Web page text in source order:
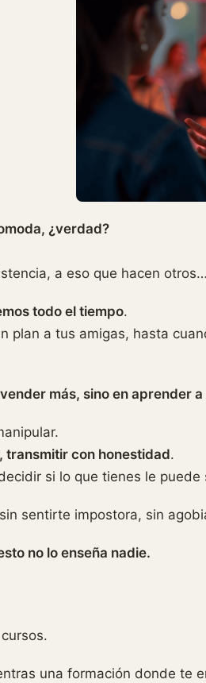
¿verdad?
a eso que hacen
todo el tiempo.
plan a tus amigas, hasta
más, sino en aprender
transmitir con honestidad.
si lo que tienes le puede
sentirte impostora, sin
no lo enseña nadie.
una formación donde te